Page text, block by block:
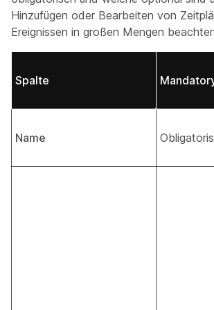
Hinzufügen oder Bearbeiten von
Ereignissen in großen Mengen
Spalte
Name